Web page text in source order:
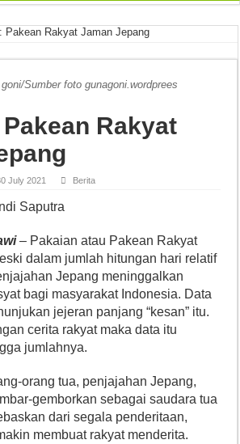
Pakean Rakyat Jaman Jepang
Sumber foto gunagoni.wordprees
Rakyat
July 2021 Berita
Saputra
– Pakaian atau Pakean Rakyat
dalam jumlah hitungan hari relatif
Jepang meninggalkan
bagi masyarakat Indonesia. Data
jejeran panjang “kesan” itu.
cerita rakyat maka data itu
jumlahnya.
orang tua, penjajahan Jepang,
gemborkan sebagai saudara tua
dari segala penderitaan,
membuat rakyat menderita.